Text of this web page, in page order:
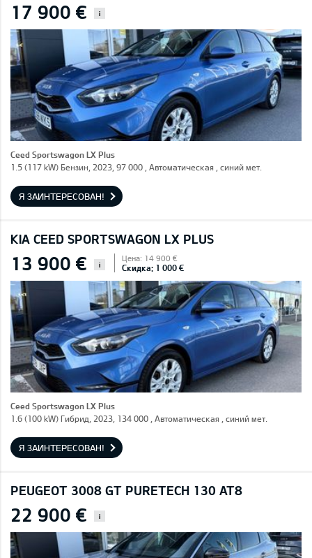
17 900 € i
Ceed Sportswagon LX Plus
1.5 (117 kW) Бензин, 2023, 97 000 , Автоматическая , синий мет.
Я ЗАИНТЕРЕСОВАН!
KIA CEED SPORTSWAGON LX PLUS
13 900 € i
Цена: 14 900 €
Скидка: 1 000 €
Ceed Sportswagon LX Plus
1.6 (100 kW) Гибрид, 2023, 134 000 , Автоматическая , синий мет.
Я ЗАИНТЕРЕСОВАН!
PEUGEOT 3008 GT PURETECH 130 AT8
22 900 € i